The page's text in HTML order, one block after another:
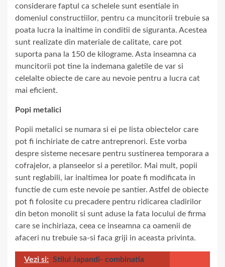
considerare faptul ca schelele sunt esentiale in
domeniul constructiilor, pentru ca muncitorii trebuie sa
poata lucra la inaltime in conditii de siguranta. Acestea
sunt realizate din materiale de calitate, care pot
suporta pana la 150 de kilograme. Asta inseamna ca
muncitorii pot tine la indemana galetile de var si
celelalte obiecte de care au nevoie pentru a lucra cat
mai eficient.
Popi metalici
Popii metalici se numara si ei pe lista obiectelor care
pot fi inchiriate de catre antreprenori. Este vorba
despre sisteme necesare pentru sustinerea temporara a
cofrajelor, a planseelor si a peretilor. Mai mult, popii
sunt reglabili, iar inaltimea lor poate fi modificata in
functie de cum este nevoie pe santier. Astfel de obiecte
pot fi folosite cu precadere pentru ridicarea cladirilor
din beton monolit si sunt aduse la fata locului de firma
care se inchiriaza, ceea ce inseamna ca oamenii de
afaceri nu trebuie sa-si faca griji in aceasta privinta.
Vezi si: Stilul Japandi- combinatia